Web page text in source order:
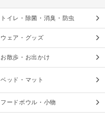
トイレ・除菌・消臭・防虫
ウェア・グッズ
お散歩・お出かけ
ベッド・マット
フードボウル・小物